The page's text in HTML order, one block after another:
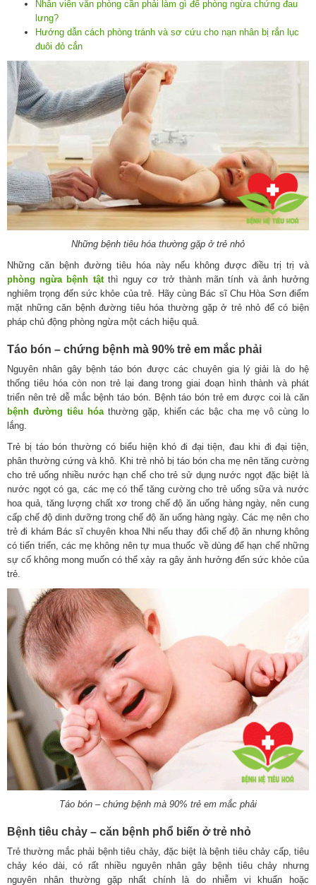
Nhân viên văn phòng cần phải làm gì để phòng ngừa chứng đau
lưng?
Hướng dẫn cách phòng tránh và sơ cứu cho nạn nhân bị rắn lục
đuôi đỏ cắn
Những bệnh tiêu hóa thường gặp ở trẻ nhỏ
Những căn bệnh đường tiêu hóa này nếu không được điều trị trị và
phòng ngừa bệnh tậtthì nguy cơ trở thành mãn tính và ảnh hưởng
nghiêm trọng đến sức khỏe của trẻ. Hãy cùng Bác sĩ Chu Hòa Sơn điểm
mặt những căn bệnh đường tiêu hóa thường gặp ở trẻ nhỏ để có biện
pháp chủ động phòng ngừa một cách hiệu quả.
Táo bón – chứng bệnh mà 90% trẻ em mắc phải
Nguyên nhân gây bệnh táo bón được các chuyên gia lý giải là do hệ
thống tiêu hóa còn non trẻ lại đang trong giai đoạn hình thành và phát
triển nên trẻ dễ mắc bệnh táo bón. Bệnh táo bón trẻ em được coi là căn
bệnh đường tiêu hóathường gặp, khiến các bậc cha mẹ vô cùng lo
lắng.
Trẻ bị táo bón thường có biểu hiện khó đi đại tiện, đau khi đi đại tiện,
phân thường cứng và khô. Khi trẻ nhỏ bị táo bón cha mẹ nên tăng cường
cho trẻ uống nhiều nước hạn chế cho trẻ sử dụng nước ngọt đặc biệt là
nước ngọt có ga, các mẹ có thể tăng cường cho trẻ uống sữa và nước
hoa quả, tăng lượng chất xơ trong chế độ ăn uống hàng ngày, nên cung
cấp chế độ dinh dưỡng trong chế độ ăn uống hàng ngày. Các mẹ nên cho
trẻ đi khám Bác sĩ chuyên khoa Nhi nếu thay đổi chế độ ăn nhưng không
có tiến triển, các mẹ không nên tự mua thuốc về dùng để hạn chế những
sự cố không mong muốn có thể xảy ra gây ảnh hưởng đến sức khỏe của
trẻ.
Táo bón – chứng bệnh mà 90% trẻ em mắc phải
Bệnh tiêu chảy – căn bệnh phổ biến ở trẻ nhỏ
Trẻ thường mắc phải bệnh tiêu chảy, đặc biệt là bệnh tiêu chảy cấp, tiêu
chảy kéo dài, có rất nhiều nguyên nhân gây bệnh tiêu chảy nhưng
nguyên nhân thường gặp nhất chính là do nhiễm vi khuẩn hoặc